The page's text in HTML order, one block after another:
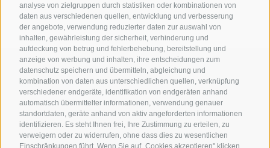
analyse von zielgruppen durch statistiken oder kombinationen von
daten aus verschiedenen quellen, entwicklung und verbesserung
der angebote, verwendung reduzierter daten zur auswahl von
inhalten, gewährleistung der sicherheit, verhinderung und
aufdeckung von betrug und fehlerbehebung, bereitstellung und
anzeige von werbung und inhalten, ihre entscheidungen zum
datenschutz speichern und übermitteln, abgleichung und
kombination von daten aus unterschiedlichen quellen, verknüpfung
verschiedener endgeräte, identifikation von endgeräten anhand
automatisch übermittelter informationen, verwendung genauer
standortdaten, geräte anhand von aktiv angeforderten informationen
identifizieren. Es steht Ihnen frei, Ihre Zustimmung zu erteilen, zu
verweigern oder zu widerrufen, ohne dass dies zu wesentlichen
Einschränkungen führt. Wenn Sie auf „Cookies akzeptieren" klicken,
+39 0474 548009
info@hotelreischach.com